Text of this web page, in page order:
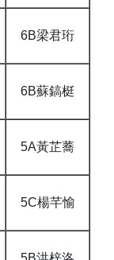
6B梁君珩
6B蘇鎬梃
5A黃芷蕎
5C楊芊愉